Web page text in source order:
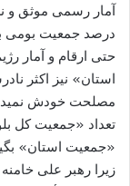
آمار رسمی موثق و
درصد جمعیت بومی
حتی ارقام و آمار
استان» نیز اکثر
مصلحت خودش
تعداد «جمعیت کل
«جمعیت استان»
زیرا رهبر علی